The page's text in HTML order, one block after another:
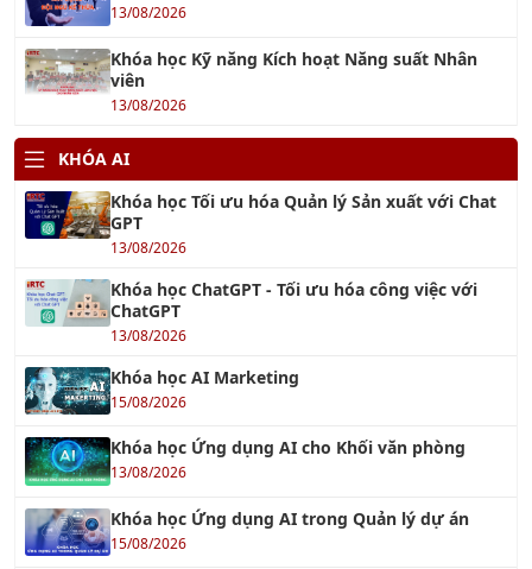
13/08/2026
Khóa học Kỹ năng Kích hoạt Năng suất Nhân
viên
13/08/2026
KHÓA AI
Khóa học Tối ưu hóa Quản lý Sản xuất với Chat
GPT
13/08/2026
Khóa học ChatGPT - Tối ưu hóa công việc với
ChatGPT
13/08/2026
Khóa học AI Marketing
15/08/2026
Khóa học Ứng dụng AI cho Khối văn phòng
13/08/2026
Khóa học Ứng dụng AI trong Quản lý dự án
15/08/2026